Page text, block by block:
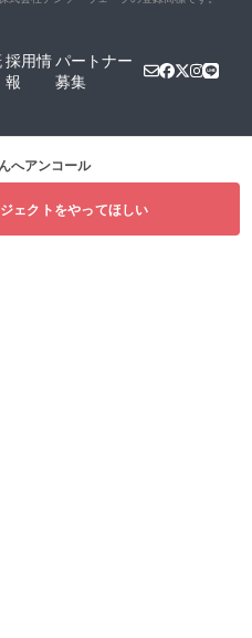
採用情
報
パートナー
募集
へアンコール
ェクトをやってほしい